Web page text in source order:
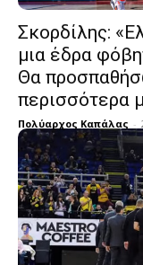
Σκορδίλης:
μια έδρα
Θα
περισσότερα
Πολύαρχος Καπάλας -